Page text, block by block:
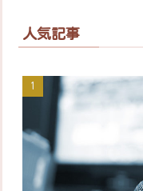
人気記事